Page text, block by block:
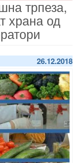
трпеза,
храна од
26.12.2018